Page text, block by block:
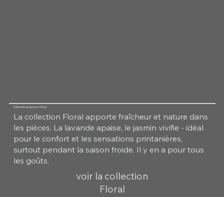
Collection de parfums Floral
La collection Floral apporte fraîcheur et nature dans
les pièces. La lavande apaise, le jasmin vivifie - idéal
pour le confort et les sensations printanières,
surtout pendant la saison froide. Il y en a pour tous
les goûts.
voir la collection
Floral